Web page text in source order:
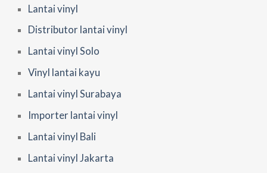
Lantai vinyl
Distributor lantai vinyl
Lantai vinyl Solo
Vinyl lantai kayu
Lantai vinyl Surabaya
Importer lantai vinyl
Lantai vinyl Bali
Lantai vinyl Jakarta